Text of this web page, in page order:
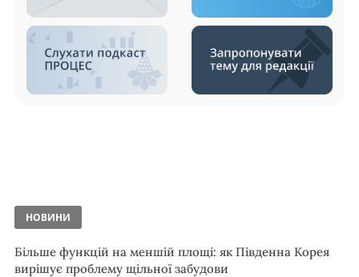
НОВИНИ
Більше функцій на меншій площі: як Південна Корея
вирішує проблему щільної забудови